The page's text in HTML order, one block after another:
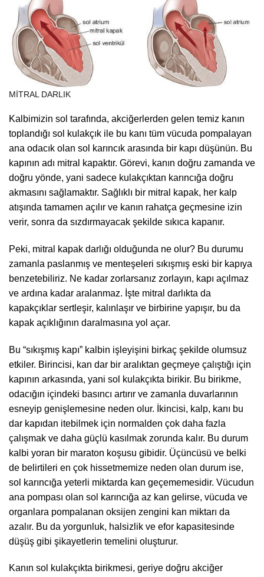
MITRAL DARLIK
Kalbimizin sol tarafında, akciğerlerden gelen temiz kanın
toplandığı sol kulakçık ile bu kanı tüm vücuda pompalayan
ana odacık olan sol karıncık arasında bir kapı düşünün. Bu
kapının adı mitral kapaktır. Görevi, kanın doğru zamanda ve
doğru yönde, yani sadece kulakçıktan karıncığa doğru
akmasını sağlamaktır. Sağlıklı bir mitral kapak, her kalp
atışında tamamen açılır ve kanın rahatça geçmesine izin
verir, sonra da sızdırmayacak şekilde sıkıca kapanır.
Peki, mitral kapak darlığı olduğunda ne olur? Bu durumu
zamanla paslanmış ve menteşeleri sıkışmış eski bir kapıya
benzetebiliriz. Ne kadar zorlarsanız zorlayın, kapı açılmaz
ve ardına kadar aralanmaz. İşte mitral darlıkta da
kapakçıklar sertleşir, kalınlaşır ve birbirine yapışır, bu da
kapak açıklığının daralmasına yol açar.
Bu “sıkışmış kapı” kalbin işleyişini birkaç şekilde olumsuz
etkiler. Birincisi, kan dar bir aralıktan geçmeye çalıştığı için
kapının arkasında, yani sol kulakçıkta birikir. Bu birikme,
odacığın içindeki basıncı artırır ve zamanla duvarlarının
esneyip genişlemesine neden olur. İkincisi, kalp, kanı bu
dar kapıdan itebilmek için normalden çok daha fazla
çalışmak ve daha güçlü kasılmak zorunda kalır. Bu durum
kalbi yoran bir maraton koşusu gibidir. Üçüncüsü ve belki
de belirtileri en çok hissetmemize neden olan durum ise,
sol karıncığa yeterli miktarda kan geçememesidir. Vücudun
ana pompası olan sol karıncığa az kan gelirse, vücuda ve
organlara pompalanan oksijen zengini kan miktarı da
azalır. Bu da yorgunluk, halsizlik ve efor kapasitesinde
düşüş gibi şikayetlerin temelini oluşturur.
Kanın sol kulakçıkta birikmesi, geriye doğru akciğer